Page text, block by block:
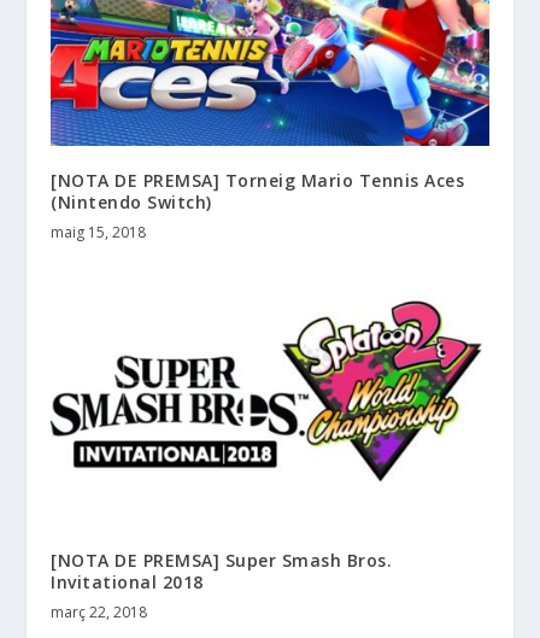
[NOTA DE PREMSA] Torneig Mario Tennis Aces
(Nintendo Switch)
maig 15, 2018
[NOTA DE PREMSA] Super Smash Bros.
Invitational 2018
març 22, 2018